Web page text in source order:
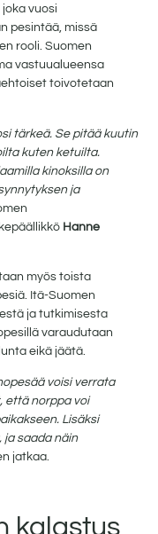
vuosi
pesintää, missä
rooli. Suomen
vastuualueensa
toivotetaan
tärkeä. Se pitää kuutin
kuten ketuilta.
kinoksilla on
ja
Hanne
myös toista
Itä-Suomen
ja tutkimisesta
varaudutaan
eikä jäätä.
voisi verrata
että norppa voi
Lisäksi
ja saada näin
jatkaa.
kalastus